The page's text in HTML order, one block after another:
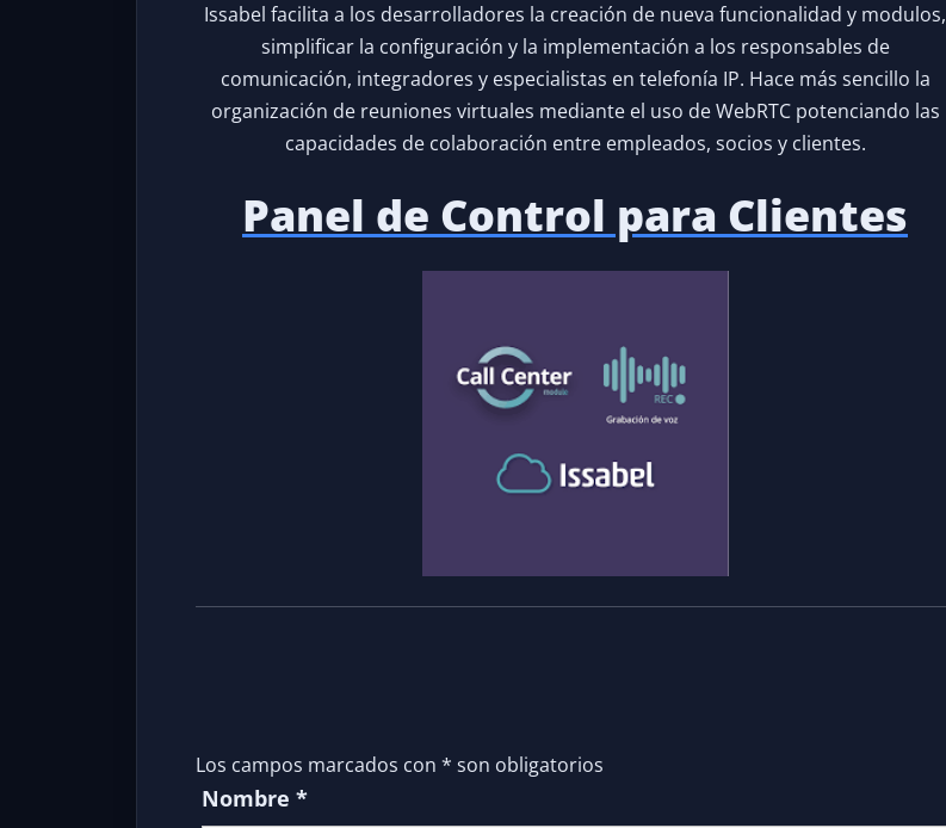
Issabel facilita a los desarrolladores la creación de nueva funcionalidad y modulos,
simplificar la configuración y la implementación a los responsables de
comunicación, integradores y especialistas en telefonía IP. Hace más sencillo la
organización de reuniones virtuales mediante el uso de WebRTC potenciando las
capacidades de colaboración entre empleados, socios y clientes.
Panel de Control para Clientes
Los campos marcados con * son obligatorios
Nombre *